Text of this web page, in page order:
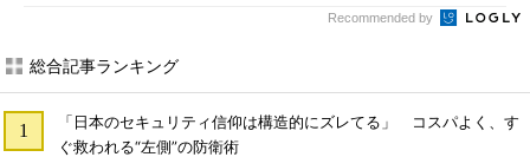
Recommended by
総合記事ランキング
「日本のセキュリティ信仰は構造的にズレてる」 コスパよく、す
ぐ救われる“左側”の防衛術